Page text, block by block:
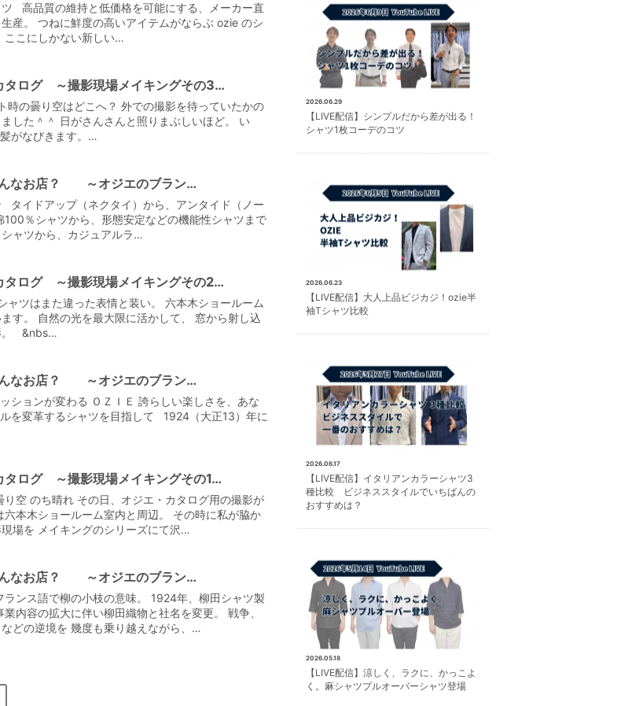
高品質の維持と低価格を可能にする、メーカー直
産。 つねに鮮度の高いアイテムがならぶ ozie のシ
ここにしかない新しい…
タログ ～撮影現場メイキングその3…
時の曇り空はどこへ？ 外での撮影を待っていたかの
した＾＾ 日がさんさんと照りまぶしいほど。 い
がなびきます。…
なお店？ ～オジエのブラン…
タイドアップ（ネクタイ）から、アンタイド（ノー
100％シャツから、形態安定などの機能性シャツまで
ャツから、カジュアルラ…
タログ ～撮影現場メイキングその2…
ャツはまた違った表情と装い。 六本木ショールーム
す。 自然の光を最大限に活かして、 窓から射し込
。 &nbs…
なお店？ ～オジエのブラン…
ションが変わる ＯＺＩＥ 誇らしい楽しさを、あな
を変革するシャツを目指して 1924（大正13）年に
タログ ～撮影現場メイキングその1…
空 のち晴れ その日、オジエ・カタログ用の撮影が
本木ショールーム室内と周辺。 その時に私が脇か
場を メイキングのシリーズにて沢…
なお店？ ～オジエのブラン…
ランス語で柳の小枝の意味。 1924年、柳田シャツ製
内容の拡大に伴い柳田織物と社名を変更。 戦争、
どの逆境を 幾度も乗り越えながら、…
2026.06.29
【LIVE配信】シンプルだから差が出る！
シャツ1枚コーデのコツ
2026.06.23
【LIVE配信】大人上品ビジカジ！ozie半
袖Tシャツ比較
2026.06.17
【LIVE配信】イタリアンカラーシャツ3
種比較 ビジネススタイルでいちばんの
おすすめは？
2026.05.18
【LIVE配信】涼しく、ラクに、かっこよ
く。麻シャツプルオーバーシャツ登場